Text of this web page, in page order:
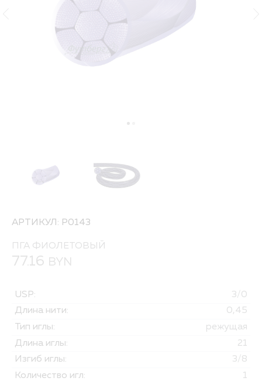
АРТИКУЛ: P0143
ПГА ФИОЛЕТОВЫЙ
77.16 BYN
USP:
3/0
Длина нити:
0,45
Тип иглы:
режущая
Длина иглы:
21
Изгиб иглы:
3/8
Количество игл:
1